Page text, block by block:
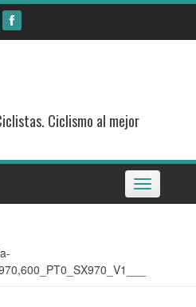
Ciclismo al mejor
Toggle
navigation